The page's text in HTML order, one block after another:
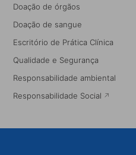
Doação de órgãos
Doação de sangue
Escritório de Prática Clínica
Qualidade e Segurança
Responsabilidade ambiental
Responsabilidade Social